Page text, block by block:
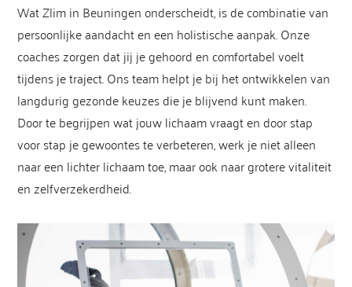
Wat Zlim in Beuningen onderscheidt, is de combinatie van
persoonlijke aandacht en een holistische aanpak. Onze
coaches zorgen dat jij je gehoord en comfortabel voelt
tijdens je traject. Ons team helpt je bij het ontwikkelen van
langdurig gezonde keuzes die je blijvend kunt maken.
Door te begrijpen wat jouw lichaam vraagt en door stap
voor stap je gewoontes te verbeteren, werk je niet alleen
naar een lichter lichaam toe, maar ook naar grotere vitaliteit
en zelfverzekerdheid.